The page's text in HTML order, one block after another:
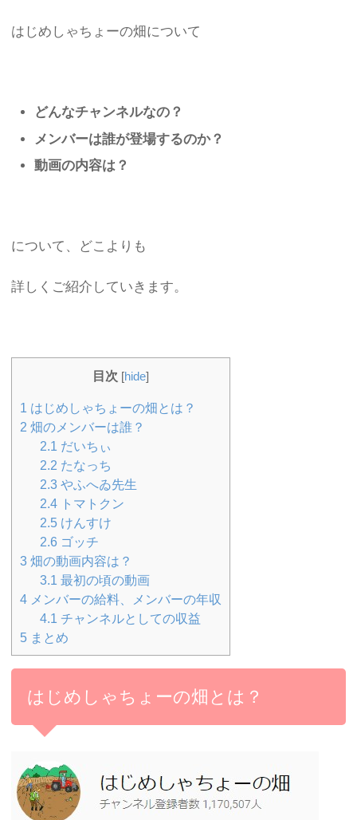
はじめしゃちょーの畑について
どんなチャンネルなの？
メンバーは誰が登場するのか？
動画の内容は？
について、どこよりも
詳しくご紹介していきます。
目次 [hide]
1 はじめしゃちょーの畑とは？
2 畑のメンバーは誰？
2.1 だいちぃ
2.2 たなっち
2.3やふへゐ先生
2.4トマトクン
2.5けんすけ
2.6ゴッチ
3 畑の動画内容は？
3.1 最初の頃の動画
4 メンバーの給料、メンバーの年収
4.1 チャンネルとしての収益
5 まとめ
はじめしゃちょーの畑とは？